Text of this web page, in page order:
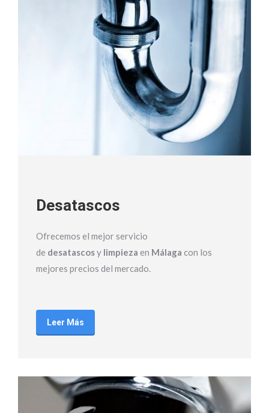
Desatascos
Ofrecemos el mejor servicio
de desatascosy limpieza en Málaga con los
mejores precios del mercado.
Leer Más